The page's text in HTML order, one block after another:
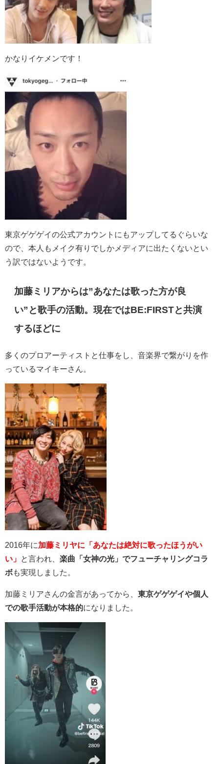
かなりイケメンです！
東京ゲゲゲイの公式アカウントにもアップしてるぐらいな
ので、本人もメイク有りでしかメディアに出たくないとい
う訳ではないようです。
加藤ミリアからは”あなたは歌った方が良
い”と歌手の活動。現在ではBE:FIRSTと共演
するほどに
多くのプロアーティストと仕事をし、音楽界で繋がりを作
っているマイキーさん。
2016年に加藤ミリヤに「あなたは絶対に歌ったほうがい
い」
と言われ、 楽曲「女神の光」でフューチャリングコラ
ボも実現しました。
加藤ミリアさんの金言があってから、 東京ゲゲゲイや個人
での歌手活動が本格的になりました。